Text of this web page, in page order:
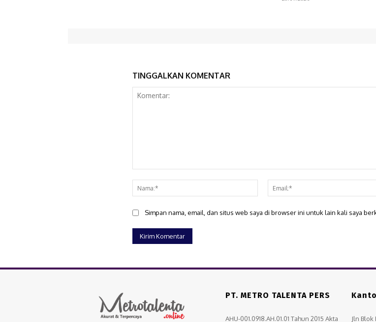
TINGGALKAN KOMENTAR
Nama:*
Simpan nama, email, dan situs web saya di browser ini untuk lain kali saya
PT. METRO TALENTA PERS
AHU-001.0918.AH.01.01 Tahun 2015 Akta Jln Blok